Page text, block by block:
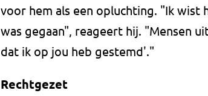
voor hem als een opluchting. "Ik
was gegaan", reageert hij. "Mensen
dat ik op jou heb gestemd'."
Rechtgezet